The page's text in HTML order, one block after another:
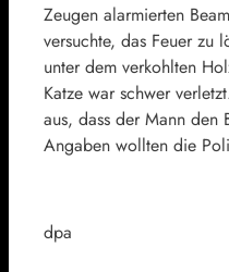
Zeugen alarmierten
versuchte, das Feuer zu
unter dem verkohlten
Katze war schwer
aus, dass der Mann den
Angaben wollten die
dpa